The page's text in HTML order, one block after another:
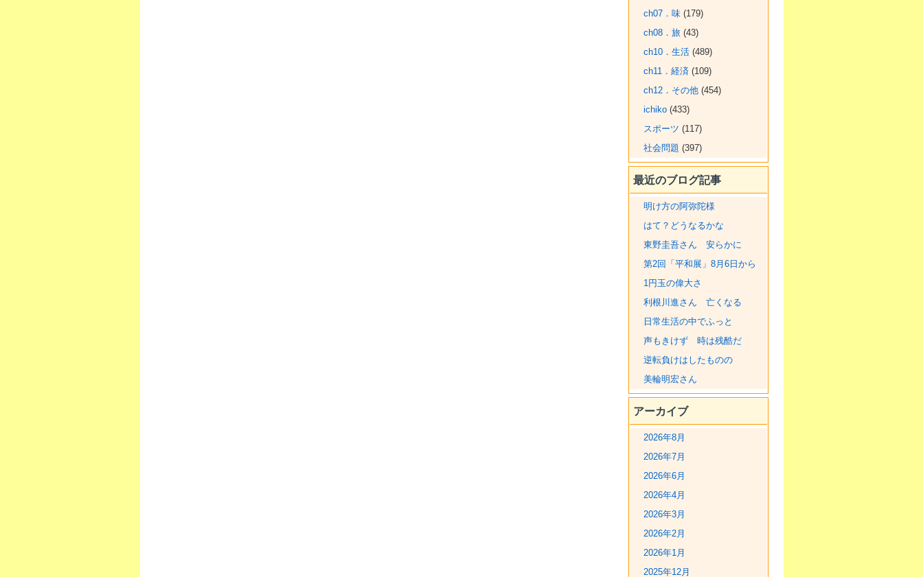
ch07．味(179)
ch08．旅(43)
ch10．生活(489)
ch11．経済 (109)
ch12．その他(454)
ichiko(433)
スポーツ (117)
社会問題 (397)
最近のブログ記事
明け方の阿弥陀様
はて？どうなるかな
東野圭吾さん 安らかに
第2回「平和展」8月6日から
1円玉の偉大さ
利根川進さん 亡くなる
日常生活の中でふっと
声もきけず 時は残酷だ
逆転負けはしたものの
美輪明宏さん
アーカイブ
2026年8月
2026年7月
2026年6月
2026年4月
2026年3月
2026年2月
2026年1月
2025年12月